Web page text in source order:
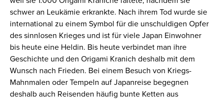
schwer an Leukämie erkrankte. Nach ihrem Tod wurde sie
international zu einem Symbol für die unschuldigen Opfer
des sinnlosen Krieges und ist für viele Japan Einwohner
bis heute eine Heldin. Bis heute verbindet man ihre
Geschichte und den Origami Kranich deshalb mit dem
Wunsch nach Frieden. Bei einem Besuch von Kriegs-
Mahnmalen oder Tempeln auf Japanreise begegnen
deshalb auch Reisenden häufig bunte Ketten aus